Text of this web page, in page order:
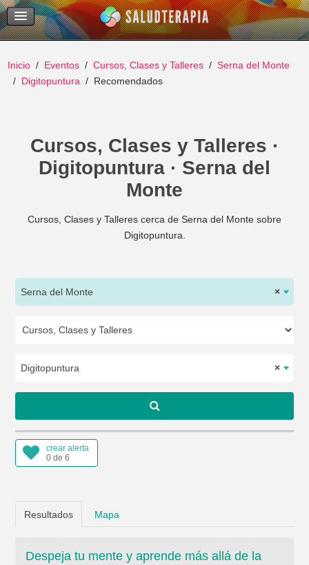
Temas Recientes
Buscar
Inicio Eventos Cursos, Clases y Talleres
Serna del Monte
Digitopuntura
Recomendados
Cursos, Clases y Talleres ·
Digitopuntura · Serna del
Monte
Cursos, Clases y Talleres cerca de Serna del Monte sobre
Digitopuntura.
×
Serna del Monte
×
Digitopuntura
crear alerta
0 de 6
Resultados Mapa
Despeja tu mente y aprende más allá de la